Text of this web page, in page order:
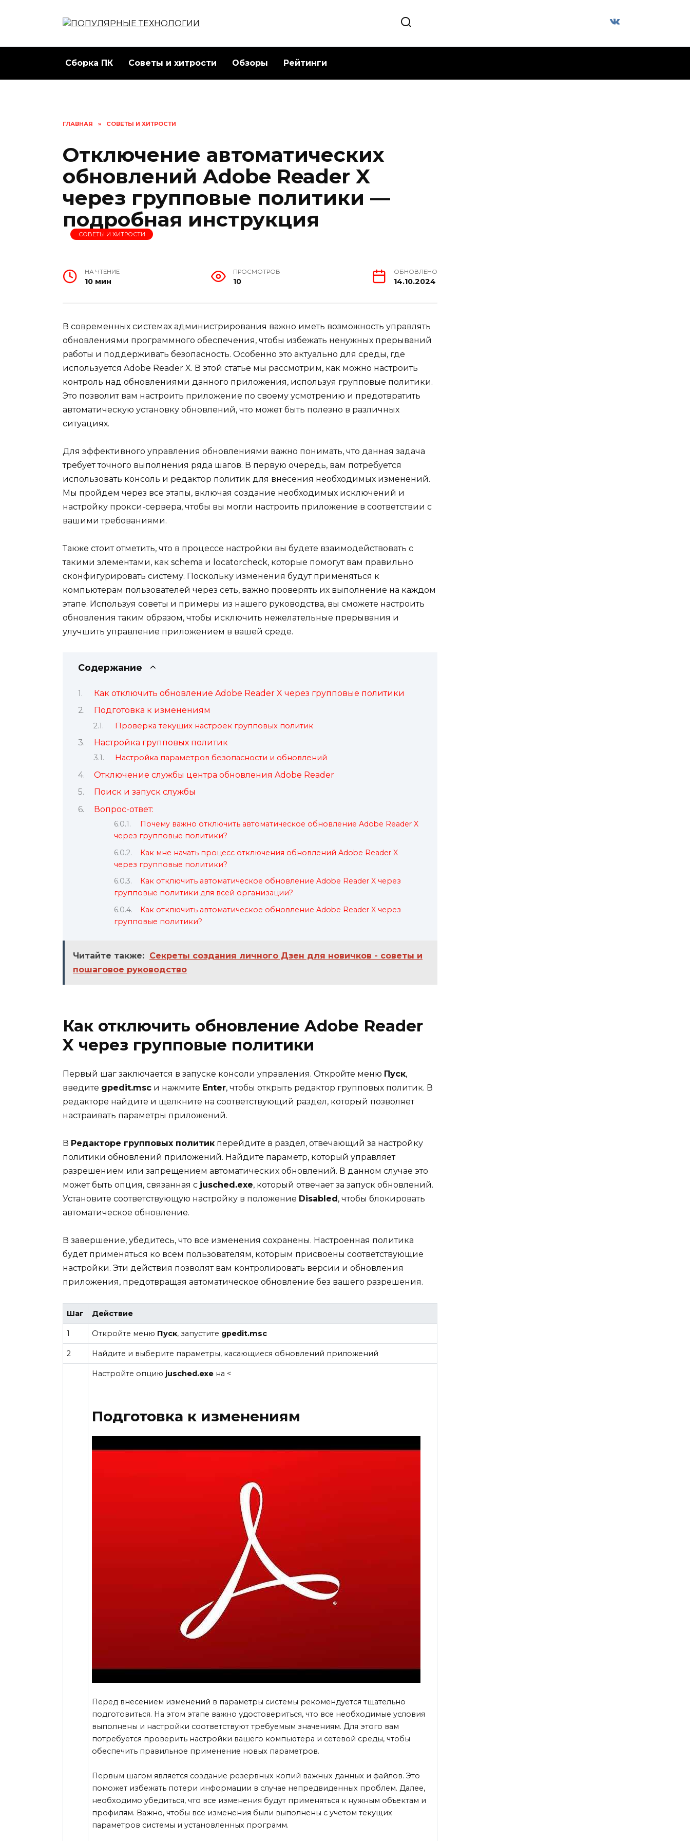
Сборка ПК Советы и хитрости Обзоры Рейтинги
ГЛАВНАЯ » СОВЕТЫ И ХИТРОСТИ
Отключение автоматических
обновлений Adobe Reader X
через групповые политики —
подробная инструкция
СОВЕТЫ И ХИТРОСТИ
НА ЧТЕНИЕ
10 мин
ПРОСМОТРОВ
10
ОБНОВЛЕНО
14.10.2024
В современных системах администрирования важно иметь возможность управлять
обновлениями программного обеспечения, чтобы избежать ненужных прерываний
работы и поддерживать безопасность. Особенно это актуально для среды, где
используется Adobe Reader X. В этой статье мы рассмотрим, как можно настроить
контроль над обновлениями данного приложения, используя групповые политики.
Это позволит вам настроить приложение по своему усмотрению и предотвратить
автоматическую установку обновлений, что может быть полезно в различных
ситуациях.
Для эффективного управления обновлениями важно понимать, что данная задача
требует точного выполнения ряда шагов. В первую очередь, вам потребуется
использовать консоль и редактор политик для внесения необходимых изменений.
Мы пройдем через все этапы, включая создание необходимых исключений и
настройку прокси-сервера, чтобы вы могли настроить приложение в соответствии с
вашими требованиями.
Также стоит отметить, что в процессе настройки вы будете взаимодействовать с
такими элементами, как schema и locatorcheck, которые помогут вам правильно
сконфигурировать систему. Поскольку изменения будут применяться к
компьютерам пользователей через сеть, важно проверять их выполнение на каждом
этапе. Используя советы и примеры из нашего руководства, вы сможете настроить
обновления таким образом, чтобы исключить нежелательные прерывания и
улучшить управление приложением в вашей среде.
Содержание
Как отключить обновление Adobe Reader X через групповые политики
Подготовка к изменениям
Проверка текущих настроек групповых политик
Настройка групповых политик
Настройка параметров безопасности и обновлений
Отключение службы центра обновления Adobe Reader
Поиск и запуск службы
Вопрос-ответ:
Почему важно отключить автоматическое обновление Adobe Reader X
через групповые политики?
Как мне начать процесс отключения обновлений Adobe Reader X
через групповые политики?
Как отключить автоматическое обновление Adobe Reader X через
групповые политики для всей организации?
Как отключить автоматическое обновление Adobe Reader X через
групповые политики?
Читайте также: Секреты создания личного Дзен для новичков - советы и
пошаговое руководство
Как отключить обновление Adobe Reader
X через групповые политики
Первый шаг заключается в запуске консоли управления. Откройте меню Пуск,
введите gpedit.msc и нажмите Enter, чтобы открыть редактор групповых политик. В
редакторе найдите и щелкните на соответствующий раздел, который позволяет
настраивать параметры приложений.
В Редакторе групповых политик перейдите в раздел, отвечающий за настройку
политики обновлений приложений. Найдите параметр, который управляет
разрешением или запрещением автоматических обновлений. В данном случае это
может быть опция, связанная с jusched.exe, который отвечает за запуск обновлений.
Установите соответствующую настройку в положение Disabled , чтобы блокировать
автоматическое обновление.
В завершение, убедитесь, что все изменения сохранены. Настроенная политика
будет применяться ко всем пользователям, которым присвоены соответствующие
настройки. Эти действия позволят вам контролировать версии и обновления
приложения, предотвращая автоматическое обновление без вашего разрешения.
Шаг Действие
1 Откройте меню Пуск, запустите gpedit.msc
2 Найдите и выберите параметры, касающиеся обновлений приложений
Настройте опцию jusched.exe на <
Подготовка к изменениям
Перед внесением изменений в параметры системы рекомендуется тщательно
подготовиться. На этом этапе важно удостовериться, что все необходимые условия
выполнены и настройки соответствуют требуемым значениям. Для этого вам
потребуется проверить настройки вашего компьютера и сетевой среды, чтобы
обеспечить правильное применение новых параметров.
Первым шагом является создание резервных копий важных данных и файлов. Это
поможет избежать потери информации в случае непредвиденных проблем. Далее,
необходимо убедиться, что все изменения будут применяться к нужным объектам и
профилям. Важно, чтобы все изменения были выполнены с учетом текущих
параметров системы и установленных программ.